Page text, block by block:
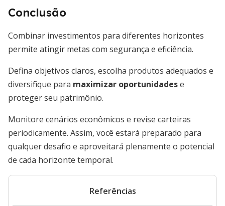
Conclusão
Combinar investimentos para diferentes horizontes
permite atingir metas com segurança e eficiência.
Defina objetivos claros, escolha produtos adequados e
diversifique para maximizar oportunidadese
proteger seu patrimônio.
Monitore cenários econômicos e revise carteiras
periodicamente. Assim, você estará preparado para
qualquer desafio e aproveitará plenamente o potencial
de cada horizonte temporal.
Referências